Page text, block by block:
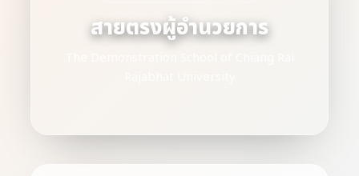
ประวัติความเป็นมา
ประชาสัมพันธ์สายตรงผู้อำนวยการ